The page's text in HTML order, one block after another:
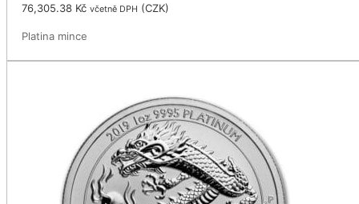
76,305.38 Kč včetně DPH (CZK)
Platina mince